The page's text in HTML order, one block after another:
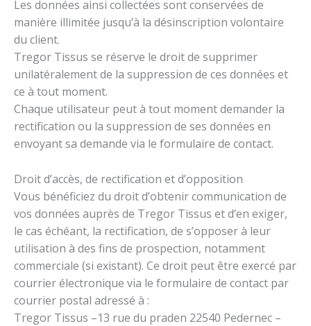
Les données ainsi collectées sont conservées de
manière illimitée jusqu’à la désinscription volontaire
du client.
Tregor Tissus se réserve le droit de supprimer
unilatéralement de la suppression de ces données et
ce à tout moment.
Chaque utilisateur peut à tout moment demander la
rectification ou la suppression de ses données en
envoyant sa demande via le formulaire de contact.
Droit d’accès, de rectification et d’opposition
Vous bénéficiez du droit d’obtenir communication de
vos données auprès de Tregor Tissus et d’en exiger,
le cas échéant, la rectification, de s’opposer à leur
utilisation à des fins de prospection, notamment
commerciale (si existant). Ce droit peut être exercé par
courrier électronique via le formulaire de contact par
courrier postal adressé à :
Tregor Tissus –13 rue du praden 22540 Pedernec –